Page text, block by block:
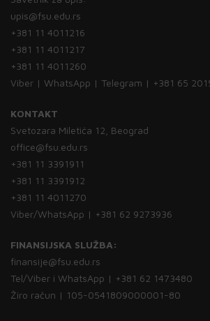
upis@fsu.edu.rs
+381 11 4011216
+381 11 4011217
+381 11 4011260
Viber | WhatsApp | Telegram | +381 65
KONTAKT
Svetozara Miletića 12, Beograd
office@fsu.edu.rs
+381 11 3391911
+381 11 3391912
+381 11 4011270
Viber/WhatsApp | +381 62 9273936
FINANSIJSKA SLUŽBA:
finansije@fsu.edu.rs
Tel/Viber i WhatsApp | +381 62 1473480
Žiro račun | 105-0541809000001-80